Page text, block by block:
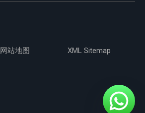
网站地图 XML Sitemap